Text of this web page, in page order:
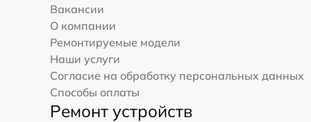
Вакансии
О компании
Ремонтируемые модели
Наши услуги
Согласие на обработку персональных данных
Способы оплаты
Ремонт устройств